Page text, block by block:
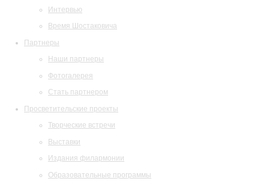
Интервью
Время Шостаковича
Партнеры
Наши партнеры
Фотогалерея
Стать партнером
Просветительские проекты
Творческие встречи
Выставки
Издания филармонии
Образовательные программы